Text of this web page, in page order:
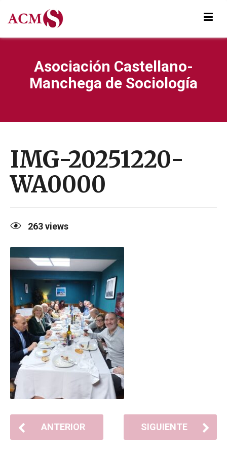
Asociación Castellano-
Manchega de Sociología
IMG-20251220-
WA0000
263views
ANTERIOR SIGUIENTE